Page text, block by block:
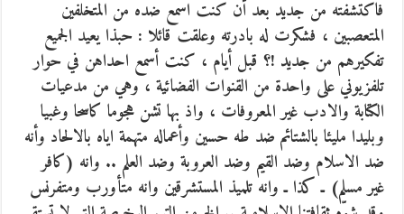
فاكتشفته من جديد بعد أن كنت اسمع ضده من المتخلفين
المتعصبين ، فشكرت له بادرته وعلقت قائلا : حبذا يعيد الجميع
تفكيرهم من جديد !؟ قبل أيام ، كنت أسمع احداهن في حوار
تلفزيوني على واحدة من القنوات الفضائية ، وهي من مدعيات
الكتابة والادب غير المعروفات ، واذ بها تشن هجوما كاسحا وغبيا
وبليدا مليئا بالشتائم ضد طه حسين وأعماله متهمة اياه بالالحاد وأنه
ضد الاسلام وضد القيم وضد العروبة وضد العلم .. وانه (كافر
غير مسلم) ـ كذا ـ وانه تلميذ المستشرقين وانه متأورب ومتفرنس